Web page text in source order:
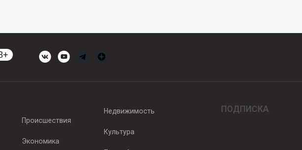
Происшествия
Экономика
Недвижимость
Культура
ПОДПИСКА